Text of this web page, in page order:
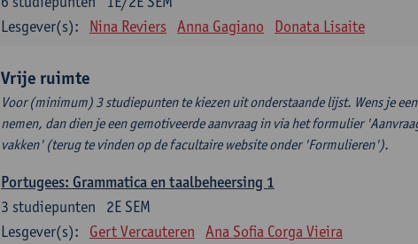
Lesgever(s):
Nina Reviers Anna Gagiano Donata Lisaite
Vrije ruimte
Voor (minimum) 3 studiepunten te kiezen uit onderstaande lijst. Wens je
nemen, dan dien je een gemotiveerde aanvraag in via het formulier
vakken' (terug te vinden op de facultaire website onder 'Formulieren').
Portugees: Grammatica en taalbeheersing 1
2E SEM
3 studiepunten
Lesgever(s):
Gert Vercauteren Ana Sofia Corga Vieira